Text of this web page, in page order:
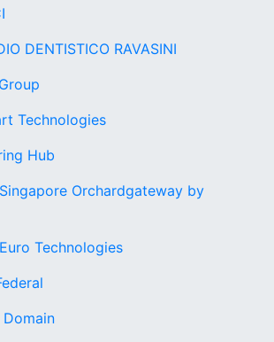
DENTISTICO RAVASINI
Technologies
Hub
Orchardgateway by
Technologies